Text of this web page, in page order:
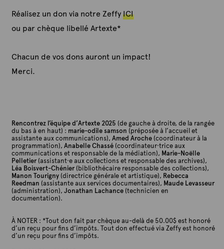
Réalisez un don via notre Zeffy ICI
ou par chèque libellé Artexte*
Chacun de vos dons auront un impact!
Merci.
Rencontrez l’équipe d’Artexte 2025 (de gauche à droite, de la rangée
du bas à en haut) : marie-odile samson (préposée à l’accueil et
assistante aux communications), Amed Aroche(coordinateur à la
programmation), Anabelle Chassé(coordinateur·trice aux
communications et responsable de la médiation), Marie-Noëlle
Pelletier(assistant·e aux collections et responsable des archives),
Léa Boisvert-Chénier(bibliothécaire responsable des collections),
Manon Tourigny(directrice générale et artistique), Rebecca
Reedman (assistante aux services documentaires), Maude Levasseur
(administration), Jonathan Lachance(technicien en
documentation).
À NOTER : *Tout don fait par chèque au-delà de 50.00$ est honoré
d’un reçu pour fins d’impôts. Tout don effectué via Zeffy est honoré
d’un reçu pour fins d’impôts.